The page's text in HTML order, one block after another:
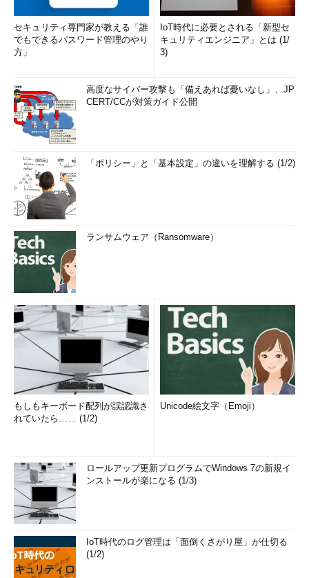
セキュリティ専門家が教える「誰
でもできるパスワード管理のやり
方」
IoT時代に必要とされる「新型セ
キュリティエンジニア」とは (1/
3)
高度なサイバー攻撃も「備えあれば憂いなし」、JP
CERT/CCが対策ガイド公開
「ポリシー」と「基本設定」の違いを理解する (1/2)
ランサムウェア（Ransomware）
もしもキーボード配列が誤認識さ
れていたら…… (1/2)
Unicode絵文字（Emoji）
ロールアップ更新プログラムでWindows 7の新規イ
ンストールが楽になる (1/3)
IoT時代のログ管理は「面倒くさがり屋」が仕切る
(1/2)